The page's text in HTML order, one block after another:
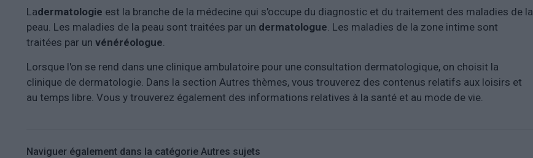
Ladermatologie est la branche de la médecine qui s'occupe du diagnostic et du traitement des maladies de la
peau. Les maladies de la peau sont traitées par un dermatologue . Les maladies de la zone intime sont
traitées par un vénéréologue
Lorsque l'on se rend dans une clinique ambulatoire pour une consultation dermatologique, on choisit la
clinique de dermatologie. Dans la section Autres thèmes, vous trouverez des contenus relatifs aux loisirs et
au temps libre. Vous y trouverez également des informations relatives à la santé et au mode de vie.
Naviguer également dans la catégorie Autres sujets